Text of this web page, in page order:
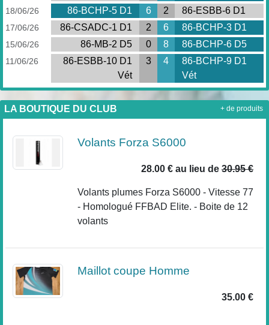
18/06/26 86-BCHP-5 D1 6 2 86-ESBB-6 D1
17/06/26 86-CSADC-1 D1 2 6 86-BCHP-3 D1
15/06/26 86-MB-2 D5 0 8 86-BCHP-6 D5
11/06/26
86-ESBB-10 D1
Vét
3 4
86-BCHP-9 D1
Vét
LA BOUTIQUE DU CLUB
Volants Forza S6000
28.00 € au lieu de 30.95 €
Volants plumes Forza S6000 - Vitesse 77
- Homologué FFBAD Elite. - Boite de 12
volants
Maillot coupe Homme
35.00 €
+ de produits